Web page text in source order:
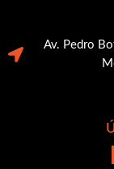
Av. Pedro